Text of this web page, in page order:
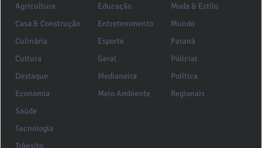
Agricultura
Casa & Construção
Culinária
Cultura
Destaque
Economia
Educação
Entretenimento
Esporte
Geral
Medianeira
Meio Ambiente
Moda & Estilo
Mundo
Paraná
Policial
Política
Regionais
Saúde
Tecnologia
Trânsito